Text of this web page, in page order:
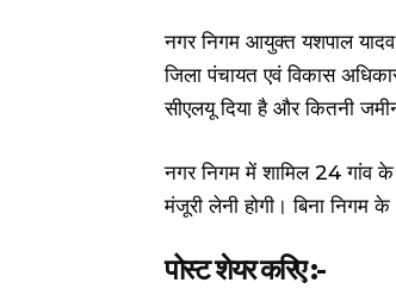
नगर निगम आयुक्त यशपाल यादव
जिला पंचायत एवं विकास
सीएलयू दिया है और कितनी
नगर निगम में शामिल 24 गांव
मंजूरी लेनी होगी। बिना निगम
पोस्ट शेयर करिए :-